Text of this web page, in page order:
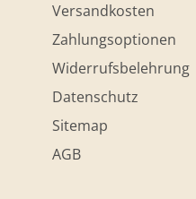
Versandkosten
Zahlungsoptionen
Widerrufsbelehrung
Datenschutz
Sitemap
AGB